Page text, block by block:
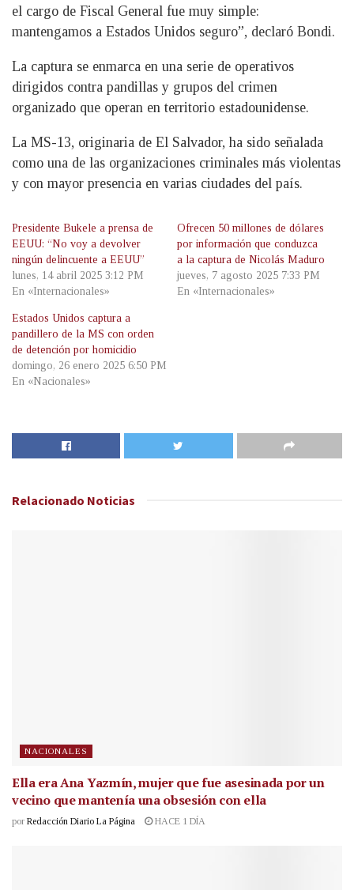
el cargo de Fiscal General fue muy simple:
mantengamos a Estados Unidos seguro”, declaró Bondi.
La captura se enmarca en una serie de operativos
dirigidos contra pandillas y grupos del crimen
organizado que operan en territorio estadounidense.
La MS-13, originaria de El Salvador, ha sido señalada
como una de las organizaciones criminales más violentas
y con mayor presencia en varias ciudades del país.
Presidente Bukele a prensa de
EEUU: “No voy a devolver
ningún delincuente a EEUU”
lunes, 14 abril 2025 3:12 PM
En «Internacionales»
Ofrecen 50 millones de dólares
por información que conduzca
a la captura de Nicolás Maduro
jueves, 7 agosto 2025 7:33 PM
En «Internacionales»
Estados Unidos captura a
pandillero de la MS con orden
de detención por homicidio
domingo, 26 enero 2025 6:50 PM
En «Nacionales»
Relacionado Noticias
NACIONALES
Ella era Ana Yazmín, mujer que fue asesinada por un
vecino que mantenía una obsesión con ella
por Redacción Diario La Página HACE 1 DÍA